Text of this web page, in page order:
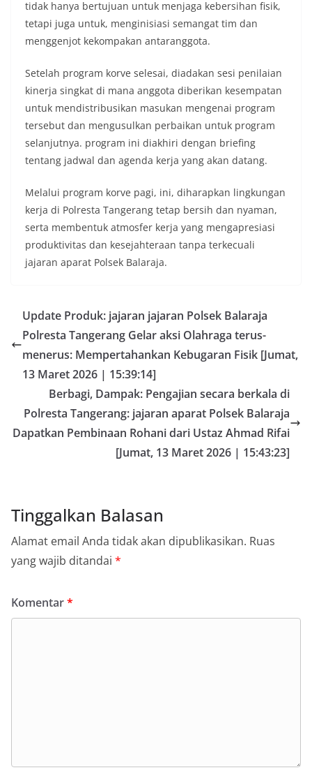
tidak hanya bertujuan untuk menjaga kebersihan fisik,
tetapi juga untuk, menginisiasi semangat tim dan
menggenjot kekompakan antaranggota.
Setelah program korve selesai, diadakan sesi penilaian
kinerja singkat di mana anggota diberikan kesempatan
untuk mendistribusikan masukan mengenai program
tersebut dan mengusulkan perbaikan untuk program
selanjutnya. program ini diakhiri dengan briefing
tentang jadwal dan agenda kerja yang akan datang.
Melalui program korve pagi, ini, diharapkan lingkungan
kerja di Polresta Tangerang tetap bersih dan nyaman,
serta membentuk atmosfer kerja yang mengapresiasi
produktivitas dan kesejahteraan tanpa terkecuali
jajaran aparat Polsek Balaraja.
Update Produk: jajaran jajaran Polsek Balaraja
Polresta Tangerang Gelar aksi Olahraga terus-
menerus: Mempertahankan Kebugaran Fisik [Jumat,
13 Maret 2026 | 15:39:14]
Berbagi, Dampak: Pengajian secara berkala di
Polresta Tangerang: jajaran aparat Polsek Balaraja
Dapatkan Pembinaan Rohani dari Ustaz Ahmad Rifai
[Jumat, 13 Maret 2026 | 15:43:23]
Tinggalkan Balasan
Alamat email Anda tidak akan dipublikasikan. Ruas
yang wajib ditandai *
Komentar*